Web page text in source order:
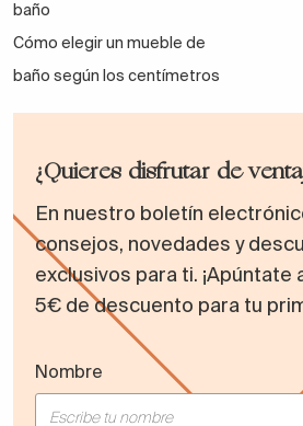
baño
Cómo elegir un mueble de
baño según los centímetros
¿Quieres disfrutar de
En nuestro boletín
consejos, novedades y
exclusivos para ti. ¡Apúntate
5€ de descuento para tu
Nombre